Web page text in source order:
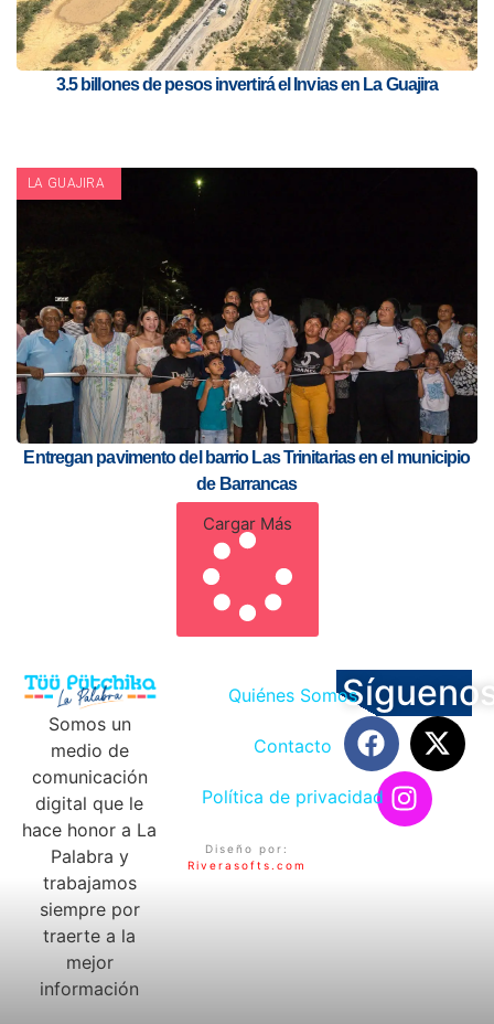
3.5 billones de pesos invertirá el Invias en La Guajira
LA GUAJIRA
Entregan pavimento del barrio Las Trinitarias en el municipio
de Barrancas
Cargar Más
Somos un
medio de
comunicación
digital que le
hace honor a La
Palabra y
trabajamos
siempre por
traerte a la
mejor
información
Quiénes Somos
Contacto
Política de privacidad
Diseño por:
Riverasofts.com